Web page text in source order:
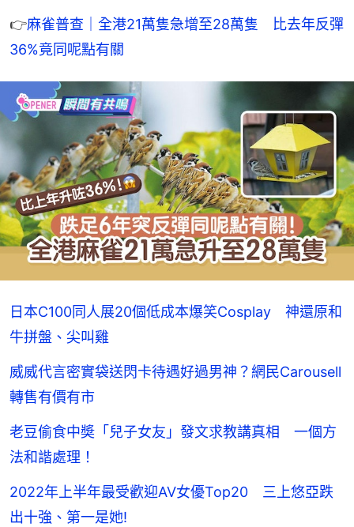
👉麻雀普查｜全港21萬隻急增至28萬隻　比去年反彈
36%竟同呢點有關
日本C100同人展20個低成本爆笑Cosplay 神還原和
牛拼盤、尖叫雞
威威代言密實袋送閃卡待遇好過男神？網民Carousell
轉售有價有市
老豆偷食中奬「兒子女友」發文求教講真相 一個方
法和諧處理！
2022年上半年最受歡迎AV女優Top20 三上悠亞跌
出十強、第一是她!